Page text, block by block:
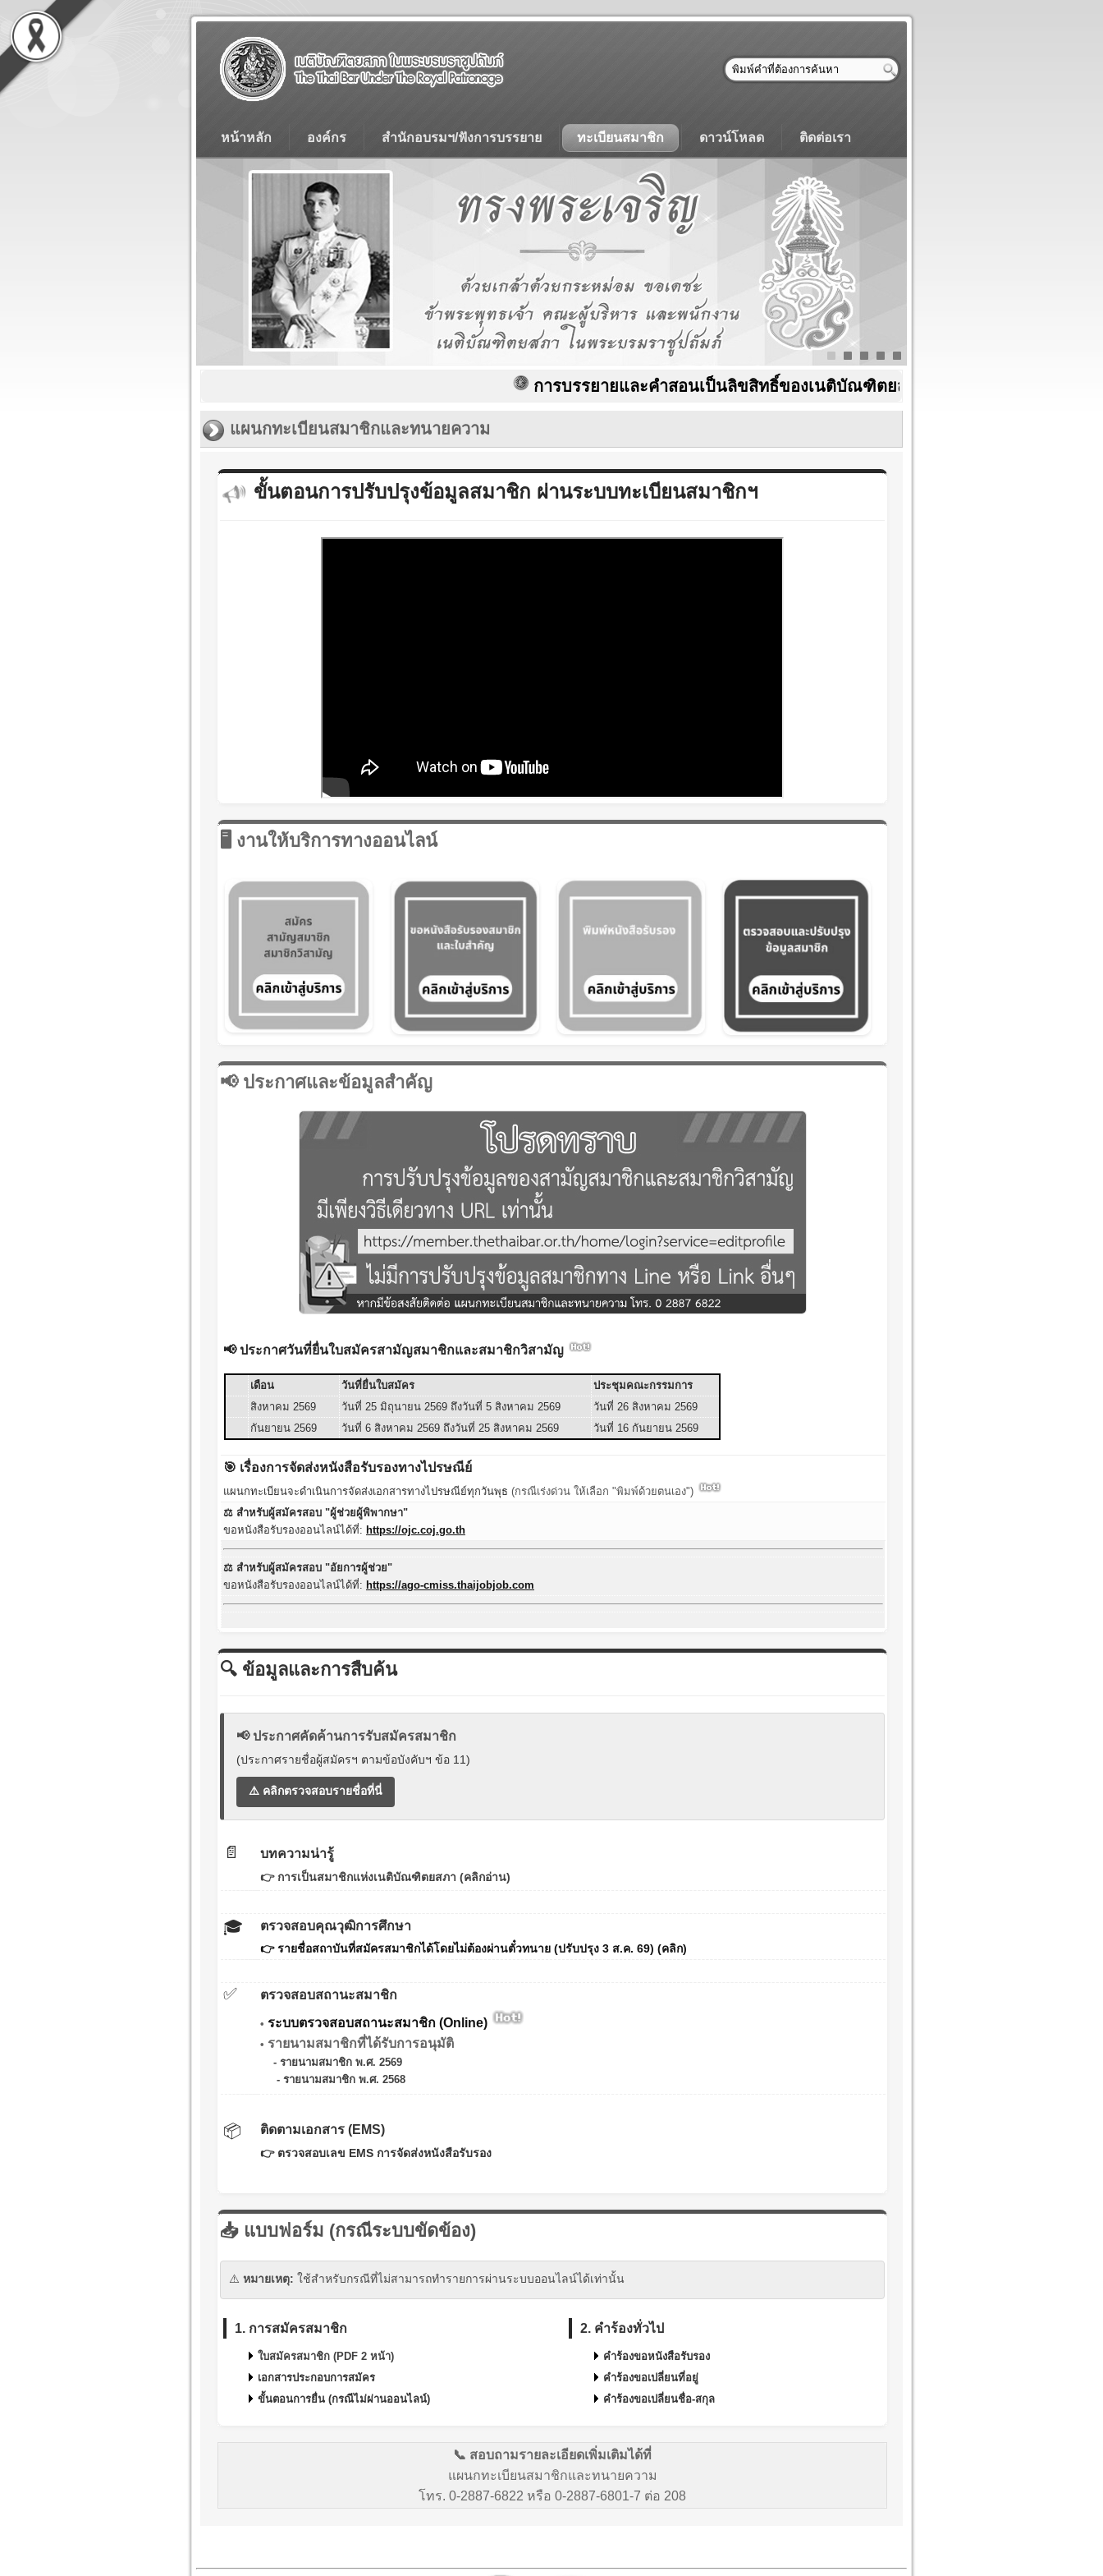
หน้าหลัก องค์กร สำนักอบรมฯ/ฟังการบรรยาย ทะเบียนสมาชิก ดาวน์โหลด ติดต่อเรา
การบรรยายและคำสอนเป็นลิขสิทธิ์ของเนติบัณฑิตยสภา ในพระบรมราชูปถัมภ์ สามัญส
แผนกทะเบียนสมาชิกและทนายความ
ขั้นตอนการปรับปรุงข้อมูลสมาชิก ผ่านระบบทะเบียนสมาชิกฯ
🖥️ งานให้บริการทางออนไลน์
📢 ประกาศและข้อมูลสำคัญ
📢 ประกาศวันที่ยื่นใบสมัครสามัญสมาชิกและสมาชิกวิสามัญ
เดือน วันที่ยื่นใบสมัคร
ประชุมคณะกรรมการ
สิงหาคม 2569
วันที่ 25 มิถุนายน 2569 ถึงวันที่ 5 สิงหาคม 2569
วันที่ 26 สิงหาคม 2569
กันยายน 2569
วันที่ 6 สิงหาคม 2569 ถึงวันที่ 25 สิงหาคม 2569 วันที่ 16 กันยายน 2569
🎯 เรื่องการจัดส่งหนังสือรับรองทางไปรษณีย์
แผนกทะเบียนจะดำเนินการจัดส่งเอกสารทางไปรษณีย์ทุกวันพุธ (กรณีเร่งด่วน ให้เลือก "พิมพ์ด้วยตนเอง")
⚖️ สำหรับผู้สมัครสอบ "ผู้ช่วยผู้พิพากษา"
ขอหนังสือรับรองออนไลน์ได้ที่: https://ojc.coj.go.th
⚖️ สำหรับผู้สมัครสอบ "อัยการผู้ช่วย"
ขอหนังสือรับรองออนไลน์ได้ที่: https://ago-cmiss.thaijobjob.com
🔍 ข้อมูลและการสืบค้น
📢 ประกาศคัดค้านการรับสมัครสมาชิก
(ประกาศรายชื่อผู้สมัครฯ ตามข้อบังคับฯ ข้อ 11)
⚠️ คลิกตรวจสอบรายชื่อที่นี่
📄 บทความน่ารู้
👉 การเป็นสมาชิกแห่งเนติบัณฑิตยสภา (คลิกอ่าน)
🎓 ตรวจสอบคุณวุฒิการศึกษา
👉รายชื่อสถาบันที่สมัครสมาชิกได้โดยไม่ต้องผ่านตั๋วทนาย (ปรับปรุง 3 ส.ค. 69) (คลิก)
✅ ตรวจสอบสถานะสมาชิก
• ระบบตรวจสอบสถานะสมาชิก (Online)
• รายนามสมาชิกที่ได้รับการอนุมัติ
- รายนามสมาชิก พ.ศ. 2569
- รายนามสมาชิก พ.ศ. 2568
📦 ติดตามเอกสาร (EMS)
👉 ตรวจสอบเลข EMS การจัดส่งหนังสือรับรอง
📥 แบบฟอร์ม (กรณีระบบขัดข้อง)
⚠️ หมายเหตุ: ใช้สำหรับกรณีที่ไม่สามารถทำรายการผ่านระบบออนไลน์ได้เท่านั้น
1. การสมัครสมาชิก
ใบสมัครสมาชิก (PDF 2 หน้า)
เอกสารประกอบการสมัคร
ขั้นตอนการยื่น (กรณีไม่ผ่านออนไลน์)
2. คำร้องทั่วไป
คำร้องขอหนังสือรับรอง
คำร้องขอเปลี่ยนที่อยู่
คำร้องขอเปลี่ยนชื่อ-สกุล
📞 สอบถามรายละเอียดเพิ่มเติมได้ที่
แผนกทะเบียนสมาชิกและทนายความ
โทร. 0-2887-6822 หรือ 0-2887-6801-7 ต่อ 208